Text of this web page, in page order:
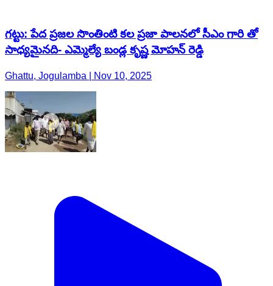
గట్టు: పేద ప్రజల సొంతింటి కల ప్రజా పాలనలో సీఎం గారి తో
సాధ్యమైనది- ఎమ్మెల్యే బండ్ల కృష్ణ మోహన్ రెడ్డి
Ghattu, Jogulamba | Nov 10, 2025